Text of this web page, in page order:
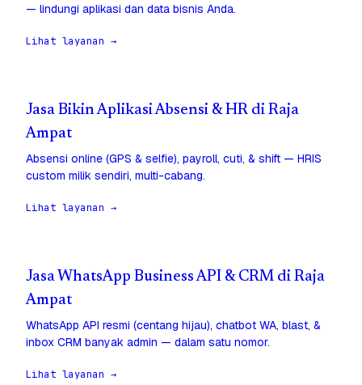
— lindungi aplikasi dan data bisnis Anda.
Lihat layanan →
Jasa Bikin Aplikasi Absensi & HR di Raja
Ampat
Absensi online (GPS & selfie), payroll, cuti, & shift — HRIS
custom milik sendiri, multi-cabang.
Lihat layanan →
Jasa WhatsApp Business API & CRM di Raja
Ampat
WhatsApp API resmi (centang hijau), chatbot WA, blast, &
inbox CRM banyak admin — dalam satu nomor.
Lihat layanan →